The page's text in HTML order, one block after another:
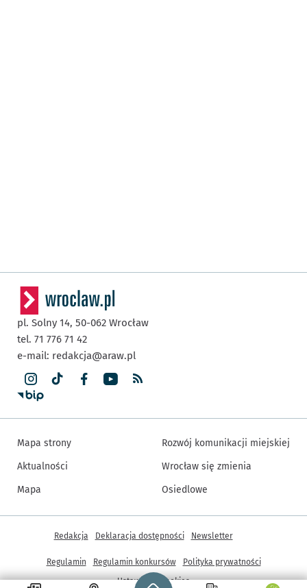
Strona główna - wroclaw.pl
pl. Solny 14, 50-062 Wrocław
tel. 71 776 71 42
e-mail: redakcja@araw.pl
Mapa strony
Aktualności
Mapa
Rozwój komunikacji miejskiej
Wrocław się zmienia
Osiedlowe
Inne informacje
Redakcja Deklaracja dostępności Newsletter
Regulamin Regulamin konkursów
Polityka prywatności
Ustawienia cookies